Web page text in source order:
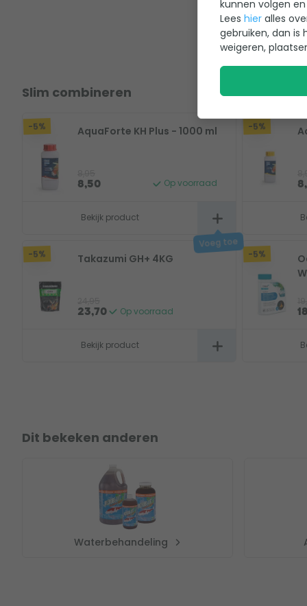
Slim combineren
-5% AquaForte KH Plus - 1000 ml
8,50 Op voorraad
Bekijk product
-5%
-5% Takazumi GH+ 4KG
23,70 Op voorraad
Bekijk product
-5%
Dit bekeken anderen
Waterbehandeling
kunnen volgen
Lees hier alles
gebruiken, dan is
weigeren,